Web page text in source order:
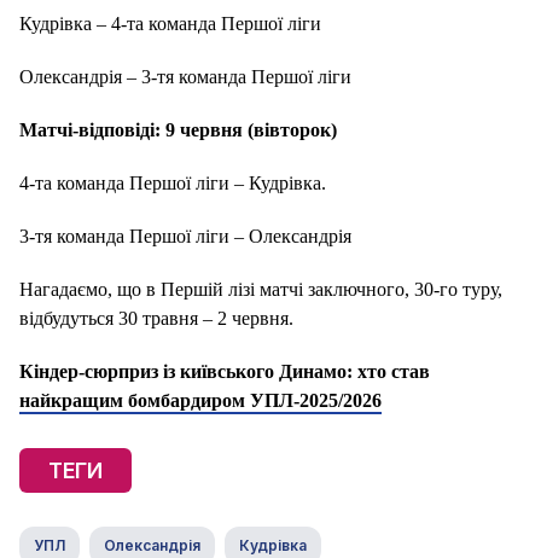
Кудрівка – 4-та команда Першої ліги
Олександрія – 3-тя команда Першої ліги
Матчі-відповіді: 9 червня (вівторок)
4-та команда Першої ліги – Кудрівка.
3-тя команда Першої ліги – Олександрія
Нагадаємо, що в Першій лізі матчі заключного, 30-го туру,
відбудуться 30 травня – 2 червня.
Кіндер-сюрприз із київського Динамо: хто став
найкращим бомбардиром УПЛ-2025/2026
ТЕГИ
УПЛ Олександрія Кудрівка